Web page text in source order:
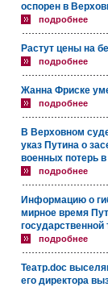
оспорен в
подробнее
Растут цены на
подробнее
Жанна Фриске
подробнее
В Верховном
указ Путина о
военных потерь
подробнее
Информацию о
мирное время
государственной
подробнее
Театр.doc
его директора